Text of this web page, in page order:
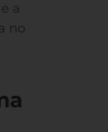
a
no